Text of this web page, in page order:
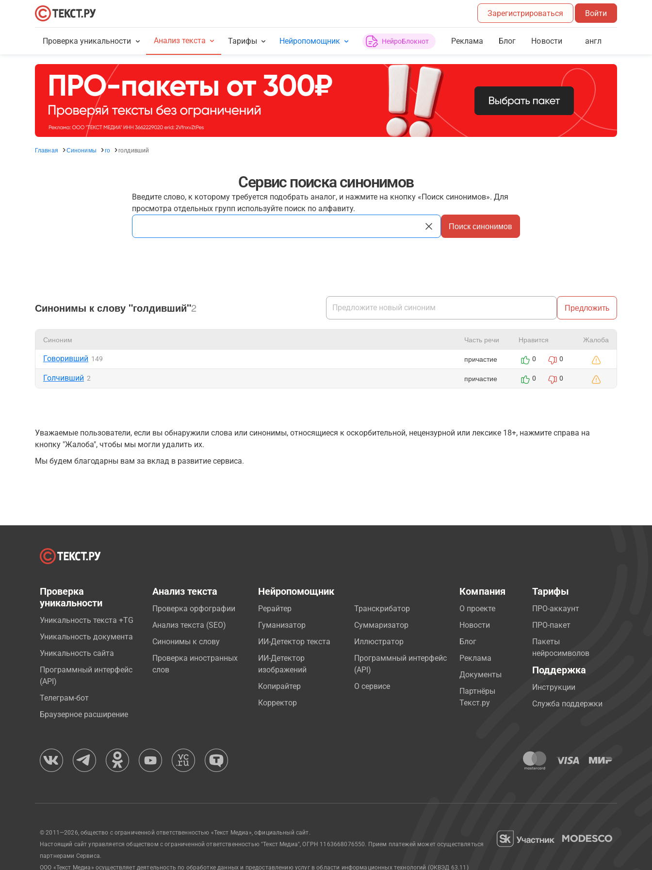
Зарегистрироваться Войти
Проверка уникальности Анализ текста Тарифы Нейропомощник НейроБлокнот Реклама Блог Новости англ
Главная Синонимы го голдивший
Сервис поиска синонимов
Введите слово, к которому требуется подобрать аналог, и нажмите на кнопку «Поиск синонимов». Для
просмотра отдельных групп используйте поиск по алфавиту.
Поиск синонимов
Синонимы к слову "голдивший"2 Предложить
Синоним Часть речи Нравится Жалоба
Говоривший 149 причастие 0 0
Голчивший 2 причастие 0 0
Уважаемые пользователи, если вы обнаружили слова или синонимы, относящиеся к оскорбительной, нецензурной или лексике 18+, нажмите справа на
кнопку "Жалоба", чтобы мы могли удалить их.
Мы будем благодарны вам за вклад в развитие сервиса.
Проверка
уникальности
Уникальность текста +TG
Уникальность документа
Уникальность сайта
Программный интерфейс
(API)
Телеграм-бот
Браузерное расширение
Анализ текста
Проверка орфографии
Анализ текста (SEO)
Синонимы к слову
Проверка иностранных
слов
Нейропомощник
Рерайтер
Гуманизатор
ИИ-Детектор текста
ИИ-Детектор
изображений
Копирайтер
Корректор
Транскрибатор
Суммаризатор
Иллюстратор
Программный интерфейс
(API)
О сервисе
Компания
О проекте
Новости
Блог
Реклама
Документы
Партнёры
Текст.ру
Тарифы
ПРО-аккаунт
ПРО-пакет
Пакеты
нейросимволов
Поддержка
Инструкции
Служба поддержки
© 2011—2026, общество с ограниченной ответственностью «Текст Медиа», официальный сайт.
Настоящий сайт управляется обществом с ограниченной ответственностью "Текст Медиа", ОГРН 1163668076550. Прием платежей может осуществляться
партнерами Сервиса.
ООО «Текст Медиа» осуществляет деятельность по обработке данных и предоставлению услуг в области информационных технологий (ОКВЭД 63.11)